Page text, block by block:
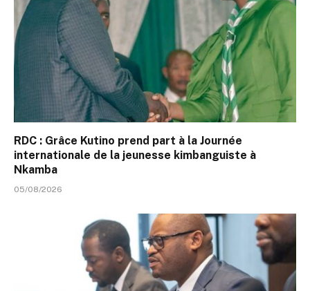
RDC : Grâce Kutino prend part à la Journée
internationale de la jeunesse kimbanguiste à
Nkamba
05/08/2026